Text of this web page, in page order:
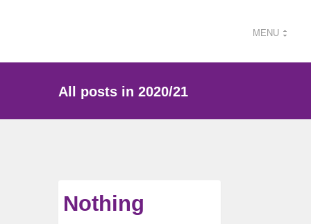
MENU
All posts in 2020/21
Nothing